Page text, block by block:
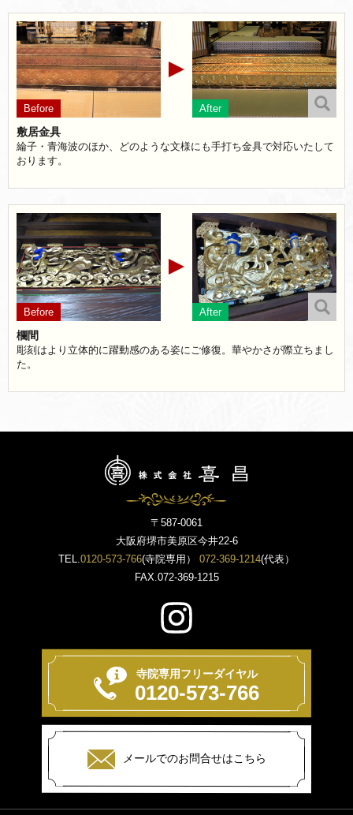
敷居金具
綸子・青海波のほか、どのような文様にも手打ち金具で対応いたして
おります。
欄間
彫刻はより立体的に躍動感のある姿にご修復。華やかさが際立ちまし
た。
〒587-0061
大阪府堺市美原区今井22-6
TEL.0120-573-766(寺院専用） 072-369-1214(代表）
FAX.072-369-1215
寺院専用フリーダイヤル
0120-573-766
メールでのお問合せはこちら